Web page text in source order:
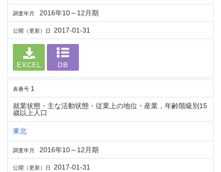
調査年月 2016年10～12月期
公開（更新）日 2017-01-31
EXCEL DB
表番号 1
就業状態・主な活動状態・従業上の地位・産業，年齢階級別15
歳以上人口
東北
調査年月 2016年10～12月期
公開（更新）日 2017-01-31